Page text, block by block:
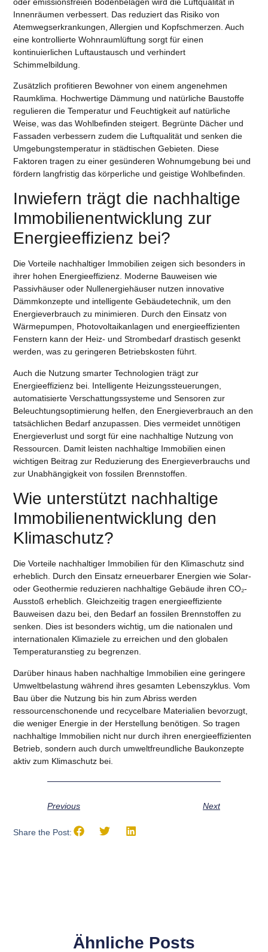
Innenräumen verbessert . Das reduziert das Risiko von
Atemwegserkrankungen, Allergien und Kopfschmerzen. Auch
eine kontrollierte Wohnraumlüftung sorgt für einen
kontinuierlichen Luftaustausch und verhindert
Schimmelbildung.
Zusätzlich profitieren Bewohner von einem angenehmen
Raumklima. Hochwertige Dämmung und natürliche Baustoffe
regulieren die Temperatur und Feuchtigkeit auf natürliche
Weise, was das Wohlbefinden steigert. Begrünte Dächer und
Fassaden verbessern zudem die Luftqualität und senken die
Umgebungstemperatur in städtischen Gebieten. Diese
Faktoren tragen zu einer gesünderen Wohnumgebung bei und
fördern langfristig das körperliche und geistige Wohlbefinden.
Inwiefern trägt die nachhaltige
Immobilienentwicklung zur
Energieeffizienz bei?
Die Vorteile nachhaltiger Immobilien zeigen sich besonders in
ihrer hohen Energieeffizienz. Moderne Bauweisen wie
Passivhäuser oder Nullenergiehäuser nutzen innovative
Dämmkonzepte und intelligente Gebäudetechnik, um den
Energieverbrauch zu minimieren. Durch den Einsatz von
Wärmepumpen, Photovoltaikanlagen und energieeffizienten
Fenstern kann der Heiz- und Strombedarf drastisch gesenkt
werden, was zugeringeren Betriebskosten führt.
Auch die Nutzung smarter Technologien trägt zur
Energieeffizienz bei. Intelligente Heizungssteuerungen,
automatisierte Verschattungssysteme und Sensoren zur
Beleuchtungsoptimierung helfen, den Energieverbrauch an den
tatsächlichen Bedarf anzupassen. Dies vermeidet unnötigen
Energieverlust und sorgt für eine nachhaltige Nutzung von
Ressourcen. Damit leisten nachhaltige Immobilien einen
wichtigen Beitrag zur Reduzierung des Energieverbrauchs und
zur Unabhängigkeit von fossilen Brennstoffen.
Wie unterstützt nachhaltige
Immobilienentwicklung den
Klimaschutz?
Die Vorteile nachhaltiger Immobilien für den Klimaschutz sind
erheblich. Durch den Einsatz erneuerbarer Energien wie Solar-
oder Geothermie reduzieren nachhaltige Gebäude ihren CO₂-
Ausstoß erheblich. Gleichzeitig tragen energieeffiziente
Bauweisen dazu bei, den Bedarf an fossilen Brennstoffen zu
senken. Dies ist besonders wichtig, um die nationalen und
internationalen Klimaziele zu erreichen und den globalen
Temperaturanstieg zu begrenzen.
Darüber hinaus haben nachhaltige Immobilien einegeringere
Umweltbelastung während ihres gesamten Lebenszyklus. Vom
Bau über die Nutzung bis hin zum Abriss werden
ressourcenschonende und recycelbare Materialien bevorzugt,
die weniger Energie in der Herstellung benötigen. So tragen
nachhaltige Immobilien nicht nur durch ihren energieeffizienten
Betrieb, sondern auch durch umweltfreundliche Baukonzepte
aktiv zum Klimaschutz bei.
Previous Next
Share the Post:
Ähnliche Posts